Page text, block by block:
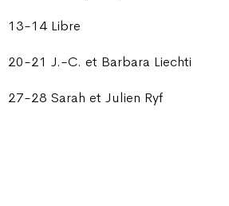
13-14 Libre
20-21 J.-C. et Barbara Liechti
27-28 Sarah et Julien Ryf